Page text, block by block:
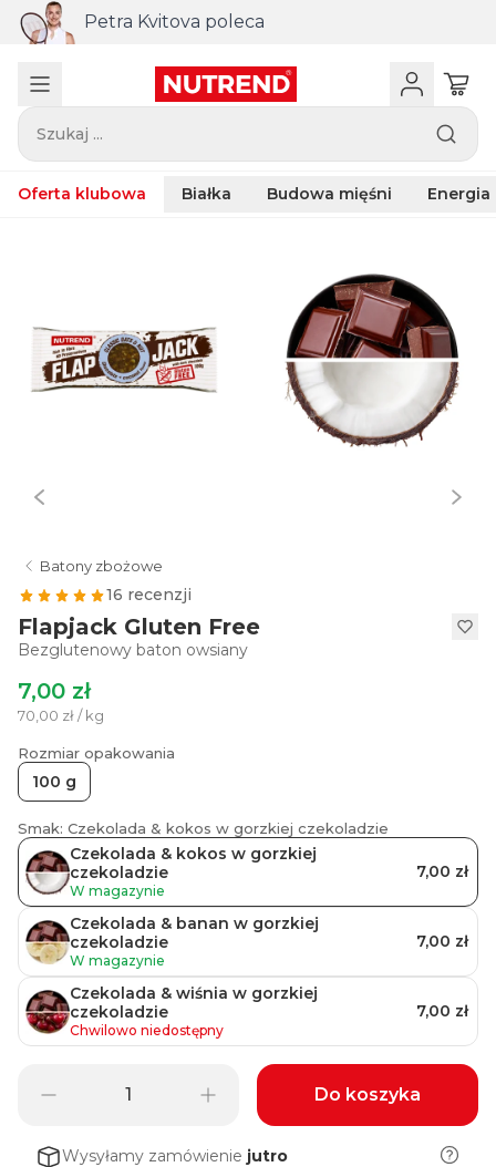
Petra Kvitova poleca
Szukaj ...
Oferta klubowa Białka Budowa mięśni Energia
Batony zbożowe
16 recenzji
Flapjack Gluten Free
Bezglutenowy baton owsiany
7,00 zł
70,00 zł / kg
Rozmiar opakowania
100 g
Smak: Czekolada & kokos w gorzkiej czekoladzie
Czekolada & kokos w gorzkiej
czekoladzie
W magazynie
7,00 zł
Czekolada & banan w gorzkiej
czekoladzie
W magazynie
7,00 zł
Czekolada & wiśnia w gorzkiej
czekoladzie
Chwilowo niedostępny
7,00 zł
Do koszyka
Wysyłamy zamówienie jutro